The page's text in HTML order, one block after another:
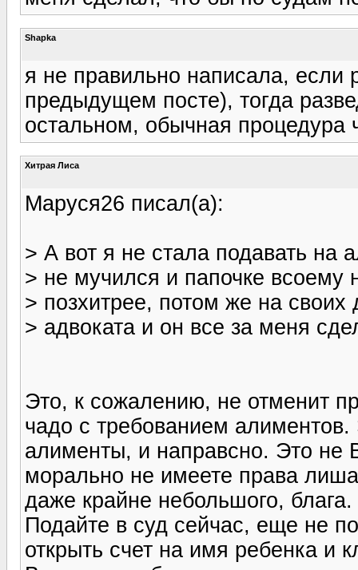
Shapka
я не правильно написала, если
предыдущем посте), тогда
остальном, обычная процедура
Хитрая Лиса
Маруся26 писал(а):
> А вот я не стала подавать на
> не мучился и папочке всоему
> позхитрее, потом же на
> адвоката и он все за меня
Это, к сожалению, не отменит
чадо с требованием
алименты, и направсно. Это
морально не имеете права
даже крайне небольшого, блага.
Подайте в суд сейчас, еще не
открыть счет на имя ребенка и